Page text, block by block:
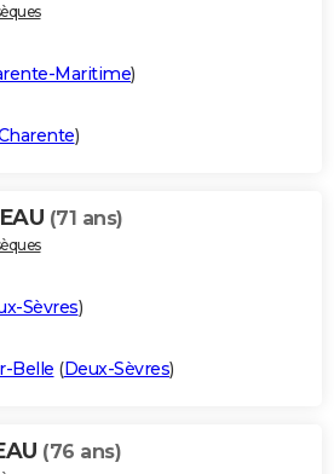
Maritime)
)
(71 ans)
Sèvres)
Belle (Deux-Sèvres)
(76 ans)